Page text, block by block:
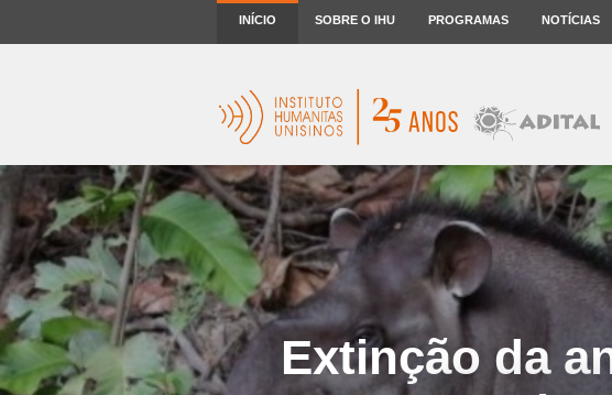
INÍCIO SOBRE O IHU PROGRAMAS NOTÍCIAS
Extinção da